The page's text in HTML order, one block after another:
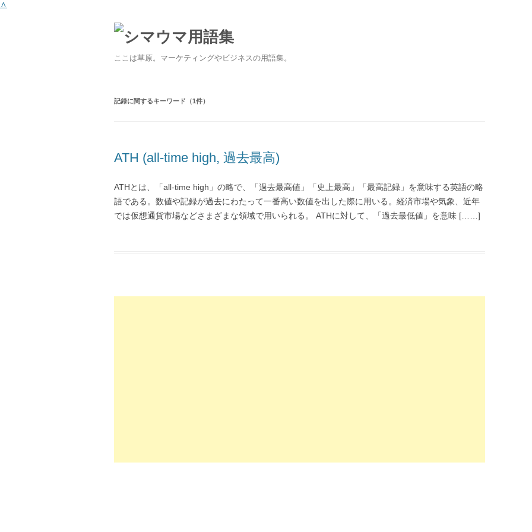
∧
ここは草原。マーケティングやビジネスの用語集。
記録に関するキーワード（1件）
ATH (all-time high, 過去最高)
ATHとは、「all-time high」の略で、「過去最高値」「史上最高」「最高記録」を意味する英語の略
語である。数値や記録が過去にわたって一番高い数値を出した際に用いる。経済市場や気象、近年
では仮想通貨市場などさまざまな領域で用いられる。 ATHに対して、「過去最低値」を意味 [……]